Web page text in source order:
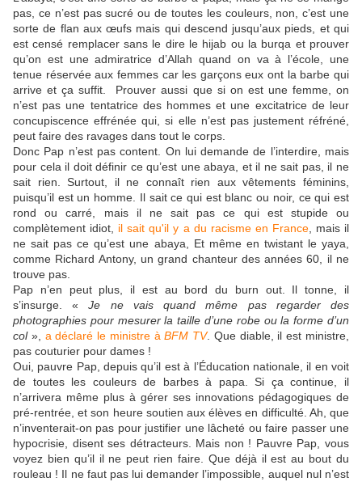
pas, ce n’est pas sucré ou de toutes les couleurs, non, c’est une
sorte de flan aux œufs mais qui descend jusqu’aux pieds, et qui
est censé remplacer sans le dire le hijab ou la burqa et prouver
qu’on est une admiratrice d’Allah quand on va à l’école, une
tenue réservée aux femmes car les garçons eux ont la barbe qui
arrive et ça suffit. Prouver aussi que si on est une femme, on
n’est pas une tentatrice des hommes et une excitatrice de leur
concupiscence effrénée qui, si elle n’est pas justement réfréné,
peut faire des ravages dans tout le corps.
Donc Pap n’est pas content. On lui demande de l’interdire, mais
pour cela il doit définir ce qu’est une abaya, et il ne sait pas, il ne
sait rien. Surtout, il ne connaît rien aux vêtements féminins,
puisqu’il est un homme. Il sait ce qui est blanc ou noir, ce qui est
rond ou carré, mais il ne sait pas ce qui est stupide ou
complètement idiot, il sait qu'il y a du racisme en France, mais il
ne sait pas ce qu’est une abaya, Et même en twistant le yaya,
comme Richard Antony, un grand chanteur des années 60, il ne
trouve pas.
Pap n’en peut plus, il est au bord du burn out. Il tonne, il
s’insurge. «Je ne vais quand même pas regarder des
photographies pour mesurer la taille d’une robe ou la forme d’un
col», a déclaré le ministre àBFM TV. Que diable, il est ministre,
pas couturier pour dames !
Oui, pauvre Pap, depuis qu’il est à l’Éducation nationale, il en voit
de toutes les couleurs de barbes à papa. Si ça continue, il
n’arrivera même plus à gérer ses innovations pédagogiques de
pré-rentrée, et son heure soutien aux élèves en difficulté. Ah, que
n’inventerait-on pas pour justifier une lâcheté ou faire passer une
hypocrisie, disent ses détracteurs. Mais non ! Pauvre Pap, vous
voyez bien qu’il il ne peut rien faire. Que déjà il est au bout du
rouleau ! Il ne faut pas lui demander l’impossible, auquel nul n’est